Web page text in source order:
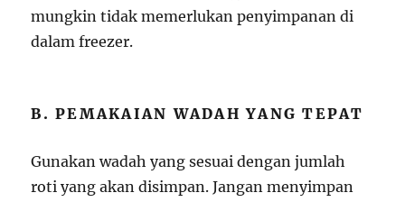
mungkin tidak memerlukan penyimpanan di
dalam freezer.
B. PEMAKAIAN WADAH YANG TEPAT
Gunakan wadah yang sesuai dengan jumlah
roti yang akan disimpan. Jangan menyimpan